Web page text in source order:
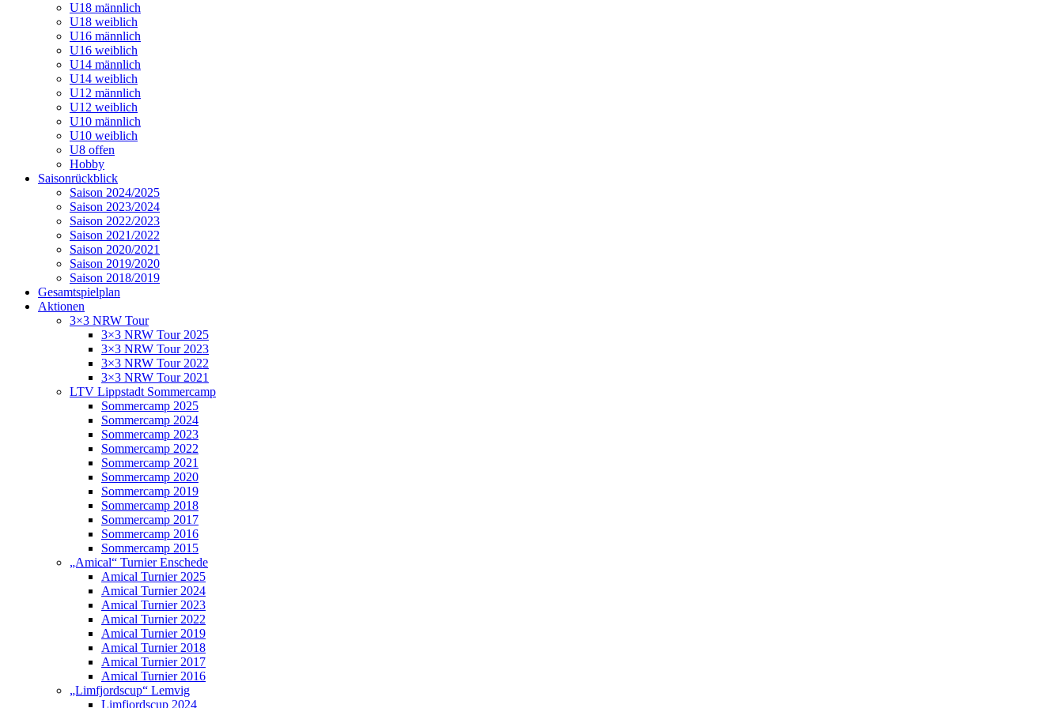
U18 männlich
U18 weiblich
U16 männlich
U16 weiblich
U14 männlich
U14 weiblich
U12 männlich
U12 weiblich
U10 männlich
U10 weiblich
U8 offen
Hobby
Saisonrückblick
Saison 2024/2025
Saison 2023/2024
Saison 2022/2023
Saison 2021/2022
Saison 2020/2021
Saison 2019/2020
Saison 2018/2019
Gesamtspielplan
Aktionen
3×3 NRW Tour
3×3 NRW Tour 2025
3×3 NRW Tour 2023
3×3 NRW Tour 2022
3×3 NRW Tour 2021
LTV Lippstadt Sommercamp
Sommercamp 2025
Sommercamp 2024
Sommercamp 2023
Sommercamp 2022
Sommercamp 2021
Sommercamp 2020
Sommercamp 2019
Sommercamp 2018
Sommercamp 2017
Sommercamp 2016
Sommercamp 2015
„Amical“ Turnier Enschede
Amical Turnier 2025
Amical Turnier 2024
Amical Turnier 2023
Amical Turnier 2022
Amical Turnier 2019
Amical Turnier 2018
Amical Turnier 2017
Amical Turnier 2016
„Limfjordscup“ Lemvig
Limfjordscup 2024